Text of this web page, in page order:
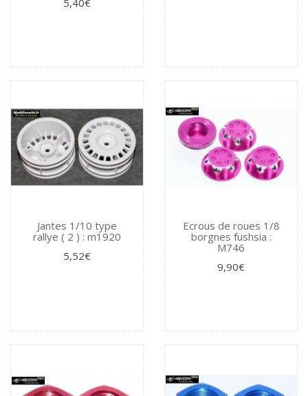
Jantes 1/10 type
rallye ( 2 ) : m1920
5,52€
Ecrous de roues 1/8
borgnes fushsia :
M746
9,90€